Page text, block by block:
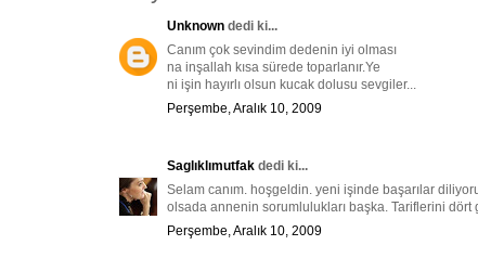
Unknown dedi ki...
Canım çok sevindim dedenin iyi olması
na inşallah kısa sürede toparlanır.Ye
ni işin hayırlı olsun kucak dolusu sevgiler...
Perşembe, Aralık 10, 2009
Saglıklımutfak dedi ki...
Selam canım. hoşgeldin. yeni işinde başarılar
olsada annenin sorumlulukları başka. Tariflerini dört
Perşembe, Aralık 10, 2009